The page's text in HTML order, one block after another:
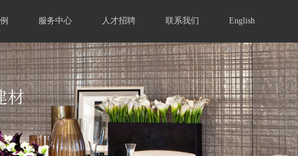
服务中心 人才招聘 联系我们 English